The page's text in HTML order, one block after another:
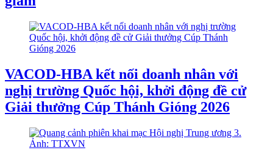
VACOD-HBA kết nối doanh nhân với
nghị trường Quốc hội, khởi động đề cử
Giải thưởng Cúp Thánh Gióng 2026